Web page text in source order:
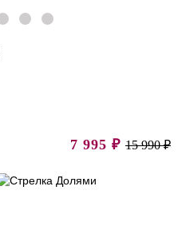
7 995 ₽ 15 990 ₽